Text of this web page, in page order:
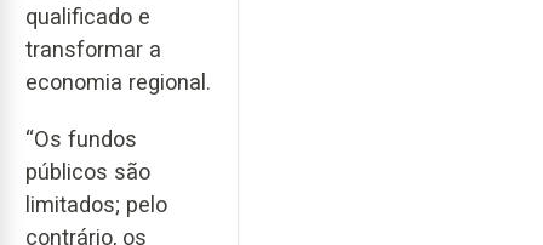
qualificado e
transformar a
economia regional.
“Os fundos
públicos são
limitados; pelo
contrário, os